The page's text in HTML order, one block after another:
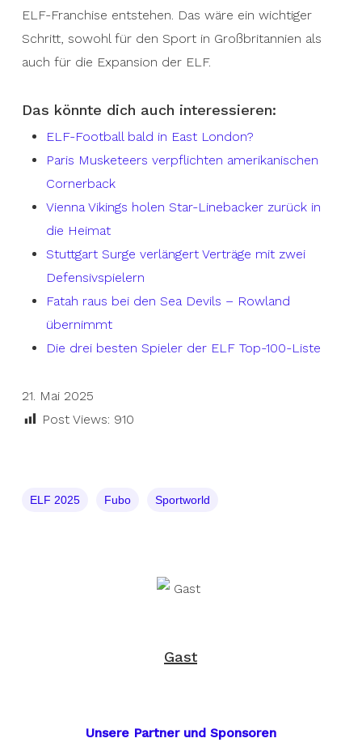
ELF-Franchise entstehen. Das wäre ein wichtiger
Schritt, sowohl für den Sport in Großbritannien als
auch für die Expansion der ELF.
Das könnte dich auch interessieren:
ELF-Football bald in East London?
Paris Musketeers verpflichten amerikanischen
Cornerback
Vienna Vikings holen Star-Linebacker zurück in
die Heimat
Stuttgart Surge verlängert Verträge mit zwei
Defensivspielern
Fatah raus bei den Sea Devils – Rowland
übernimmt
Die drei besten Spieler der ELF Top-100-Liste
21. Mai 2025
Post Views: 910
ELF 2025 Fubo Sportworld
Gast
Unsere Partner und Sponsoren